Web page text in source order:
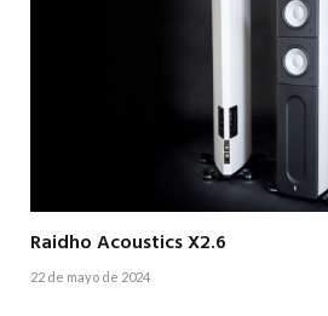
Raidho Acoustics X2.6
22 de mayo de 2024